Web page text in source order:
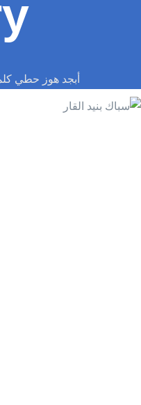
أبجد هوز حطي